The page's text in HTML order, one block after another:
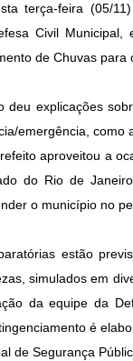
terça-feira (05/
Civil Municipal,
de Chuvas para
deu explicações
emergência, como
aproveitou a
do Rio de
o município no
estão
simulados em
da equipe da
é
de Segurança